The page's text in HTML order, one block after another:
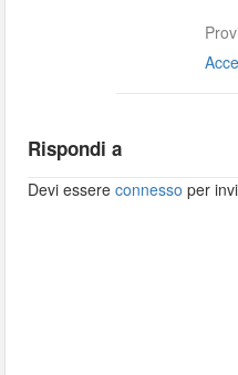
Rispondi a
Devi essereconnesso per